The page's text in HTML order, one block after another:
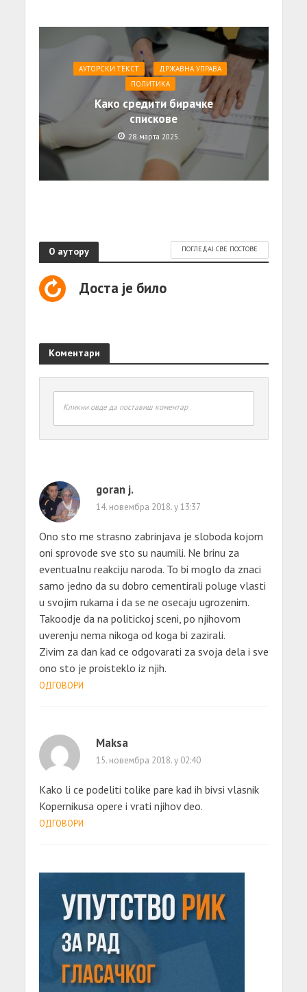
АУТОРСКИ ТЕКСТ
ДРЖАВНА УПРАВА
ПОЛИТИКА
Како средити бирачке
спискове
28. марта 2025.
О аутору ПОГЛЕДАЈ СВЕ ПОСТОВЕ
Доста је било
Коментари
Кликни овде да поставиш коментар
goran j.
14. новембра 2018. у 13:37
Ono sto me strasno zabrinjava je sloboda kojom
oni sprovode sve sto su naumili. Ne brinu za
eventualnu reakciju naroda. To bi moglo da znaci
samo jedno da su dobro cementirali poluge vlasti
u svojim rukama i da se ne osecaju ugrozenim.
Takoodje da na politickoj sceni, po njihovom
uverenju nema nikoga od koga bi zazirali.
Zivim za dan kad ce odgovarati za svoja dela i sve
ono sto je proisteklo iz njih.
ОДГОВОРИ
Maksa
15. новембра 2018. у 02:40
Kako li ce podeliti tolike pare kad ih bivsi vlasnik
Kopernikusa opere i vrati njihov deo.
ОДГОВОРИ